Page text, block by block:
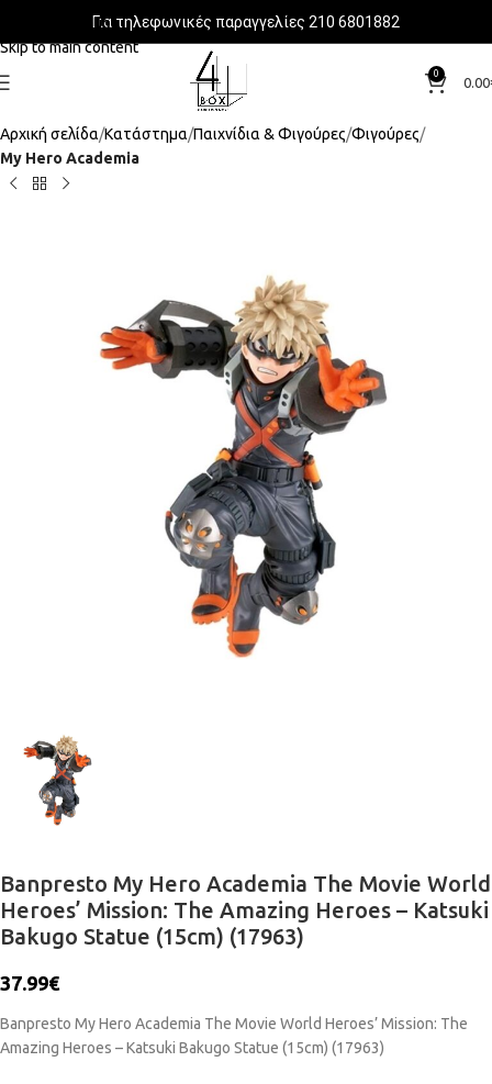
Skip to navigation
Skip to main content
Για τηλεφωνικές παραγγελίες 210 6801882
0
0.00
Αρχική σελίδα Κατάστημα Παιχνίδια & Φιγούρες Φιγούρες
My Hero Academia
Banpresto My Hero Academia The Movie World
Heroes’ Mission: The Amazing Heroes – Katsuki
Bakugo Statue (15cm) (17963)
37.99€
Banpresto My Hero Academia The Movie World Heroes’ Mission: The
Amazing Heroes – Katsuki Bakugo Statue (15cm) (17963)